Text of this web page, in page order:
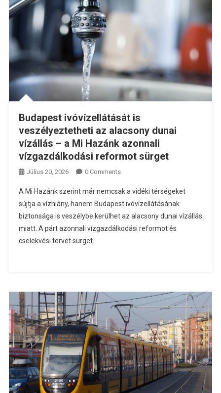
Budapest ivóvízellátását is
veszélyeztetheti az alacsony dunai
vízállás – a Mi Hazánk azonnali
vízgazdálkodási reformot sürget
Július 20, 2026 0 Comments
A Mi Hazánk szerint már nemcsak a vidéki térségeket
sújtja a vízhiány, hanem Budapest ivóvízellátásának
biztonsága is veszélybe kerülhet az alacsony dunai vízállás
miatt. A párt azonnali vízgazdálkodási reformot és
cselekvési tervet sürget.